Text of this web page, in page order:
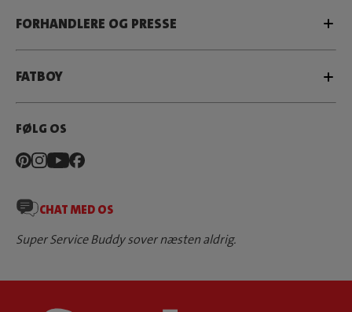
FORHANDLERE OG PRESSE
FATBOY
FØLG OS
CHAT MED OS
Super Service Buddy sover næsten aldrig.